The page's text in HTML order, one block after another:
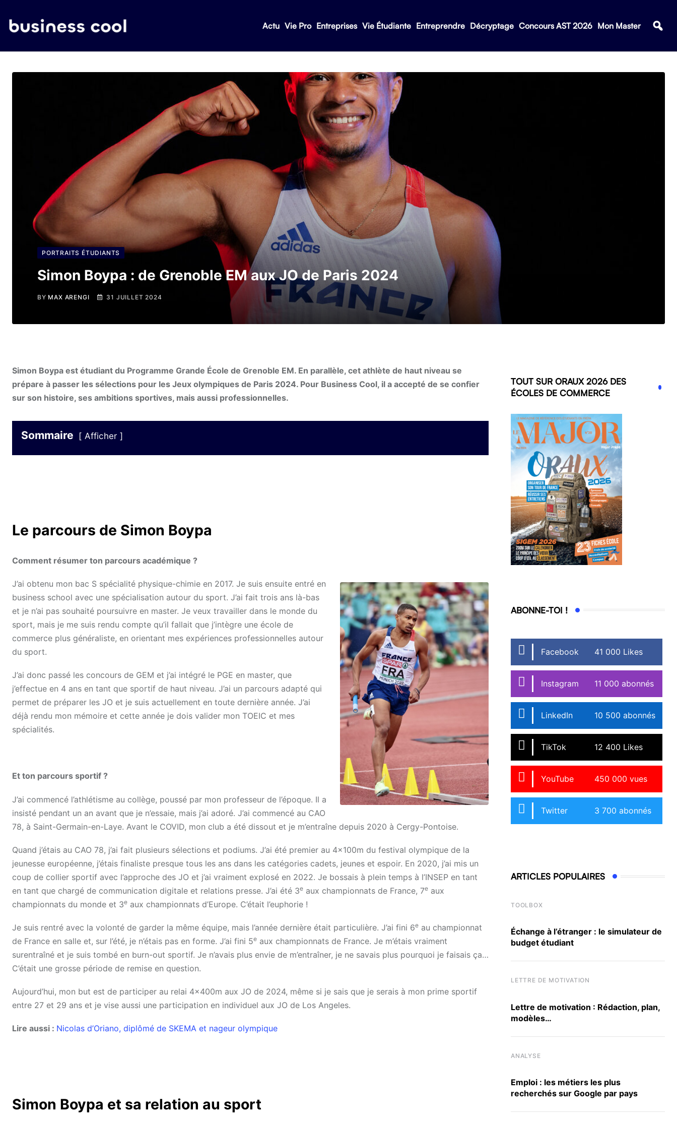
Actu Vie Pro Entreprises Vie Étudiante Entreprendre Décryptage Concours AST 2026 Mon Master
PORTRAITS ÉTUDIANTS
Simon Boypa : de Grenoble EM aux JO de Paris 2024
BY MAX ARENGI 31 JUILLET 2024
Simon Boypa est étudiant du Programme Grande École de Grenoble EM. En parallèle, cet athlète de haut niveau se
prépare à passer les sélections pour les Jeux olympiques de Paris 2024. Pour Business Cool, il a accepté de se confier
sur son histoire, ses ambitions sportives, mais aussi professionnelles.
Sommaire Afficher
Le parcours de Simon Boypa
Comment résumer ton parcours académique ?
J’ai obtenu mon bac S spécialité physique-chimie en 2017. Je suis ensuite entré en
business school avec une spécialisation autour du sport. J’ai fait trois ans là-bas
et je n’ai pas souhaité poursuivre en master. Je veux travailler dans le monde du
sport, mais je me suis rendu compte qu’il fallait que j’intègre une école de
commerce plus généraliste, en orientant mes expériences professionnelles autour
du sport.
J’ai donc passé les concours de GEM et j’ai intégré le PGE en master, que
j’effectue en 4 ans en tant que sportif de haut niveau. J’ai un parcours adapté qui
permet de préparer les JO et je suis actuellement en toute dernière année. J’ai
déjà rendu mon mémoire et cette année je dois valider mon TOEIC et mes
spécialités.
Et ton parcours sportif ?
J’ai commencé l’athlétisme au collège, poussé par mon professeur de l’époque. Il a
insisté pendant un an avant que je n’essaie, mais j’ai adoré. J’ai commencé au CAO
78, à Saint-Germain-en-Laye. Avant le COVID, mon club a été dissout et je m’entraîne depuis 2020 à Cergy-Pontoise.
Quand j’étais au CAO 78, j’ai fait plusieurs sélections et podiums. J’ai été premier au 4x100m du festival olympique de la
jeunesse européenne, j’étais finaliste presque tous les ans dans les catégories cadets, jeunes et espoir. En 2020, j’ai mis un
coup de collier sportif avec l’approche des JO et j’ai vraiment explosé en 2022. Je bossais à plein temps à l’INSEP en tant
en tant que chargé de communication digitale et relations presse. J’ai été 3e aux championnats de France, 7e aux
championnats du monde et 3e aux championnats d’Europe. C’était l’euphorie !
Je suis rentré avec la volonté de garder la même équipe, mais l’année dernière était particulière. J’ai fini 6e au championnat
de France en salle et, sur l’été, je n’étais pas en forme. J’ai fini 5e aux championnats de France. Je m’étais vraiment
surentraîné et je suis tombé en burn-out sportif. Je n’avais plus envie de m’entraîner, je ne savais plus pourquoi je faisais ça…
C’était une grosse période de remise en question.
Aujourd’hui, mon but est de participer au relai 4x400m aux JO de 2024, même si je sais que je serais à mon prime sportif
entre 27 et 29 ans et je vise aussi une participation en individuel aux JO de Los Angeles.
Lire aussi : Nicolas d’Oriano, diplômé de SKEMA et nageur olympique
Simon Boypa et sa relation au sport
TOUT SUR ORAUX 2026 DES
ÉCOLES DE COMMERCE
ABONNE-TOI !
Facebook 41 000 Likes
Instagram 11 000 abonnés
LinkedIn 10 500 abonnés
TikTok 12 400 Likes
YouTube 450 000 vues
Twitter 3 700 abonnés
ARTICLES POPULAIRES
TOOLBOX
Échange à l’étranger : le simulateur de
budget étudiant
LETTRE DE MOTIVATION
Lettre de motivation : Rédaction, plan,
modèles…
ANALYSE
Emploi : les métiers les plus
recherchés sur Google par pays